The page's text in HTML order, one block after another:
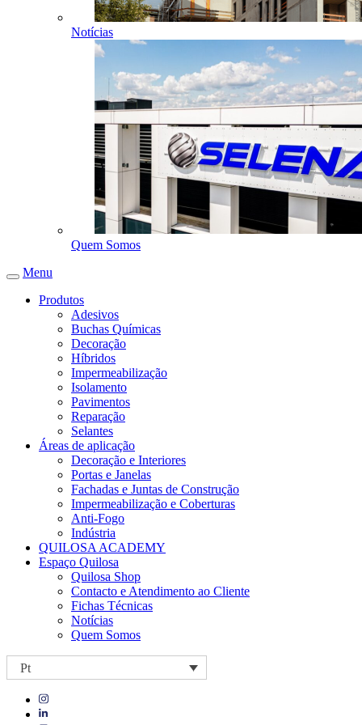
Notícias
Quem Somos
Menu
Produtos
Adesivos
Buchas Químicas
Decoração
Híbridos
Impermeabilização
Isolamento
Pavimentos
Reparação
Selantes
Áreas de aplicação
Decoração e Interiores
Portas e Janelas
Fachadas e Juntas de Construção
Impermeabilização e Coberturas
Anti-Fogo
Indústria
QUILOSA ACADEMY
Espaço Quilosa
Quilosa Shop
Contacto e Atendimento ao Cliente
Fichas Técnicas
Notícias
Quem Somos
Pt
Visit
Visit